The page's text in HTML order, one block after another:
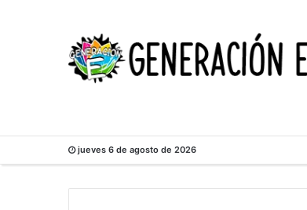
jueves 6 de agosto de 2026